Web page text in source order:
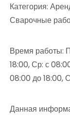
Категория:
Сварочные
Время работы:
18:00, Ср: с
08:00 до 18:00,
Данная